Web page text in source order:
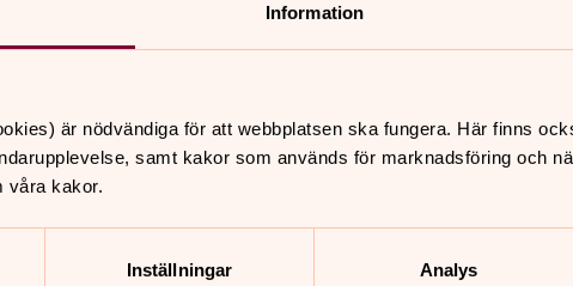
Information
är nödvändiga för att webbplatsen ska fungera. Här finns
samt kakor som används för marknadsföring och
våra kakor.
Inställningar Analys